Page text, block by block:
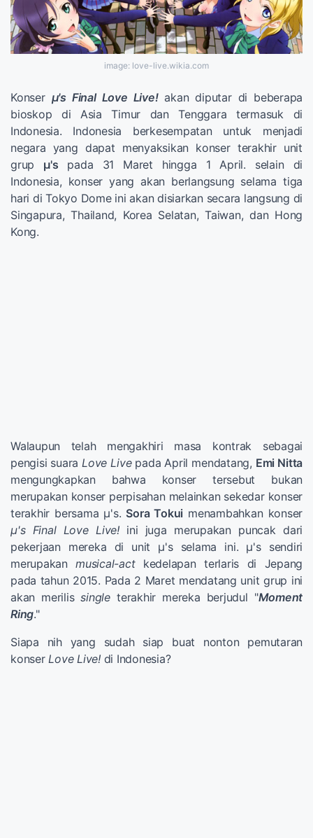
image: love-live.wikia.com
Konser μ's Final Love Live! akan diputar di beberapa
bioskop di Asia Timur dan Tenggara termasuk di
Indonesia. Indonesia berkesempatan untuk menjadi
negara yang dapat menyaksikan konser terakhir unit
grup μ's pada 31 Maret hingga 1 April. selain di
Indonesia, konser yang akan berlangsung selama tiga
hari di Tokyo Dome ini akan disiarkan secara langsung di
Singapura, Thailand, Korea Selatan, Taiwan, dan Hong
Kong.
Walaupun telah mengakhiri masa kontrak sebagai
pengisi suara Love Livepada April mendatang, Emi Nitta
mengungkapkan bahwa konser tersebut bukan
merupakan konser perpisahan melainkan sekedar konser
terakhir bersama μ's. Sora Tokui menambahkan konser
μ's Final Love Live!ini juga merupakan puncak dari
pekerjaan mereka di unit μ's selama ini. μ's sendiri
merupakanmusical-actkedelapan terlaris di Jepang
pada tahun 2015. Pada 2 Maret mendatang unit grup ini
akan merilissingleterakhir mereka berjudul "Moment
Ring."
Siapa nih yang sudah siap buat nonton pemutaran
konser Love Live!di Indonesia?